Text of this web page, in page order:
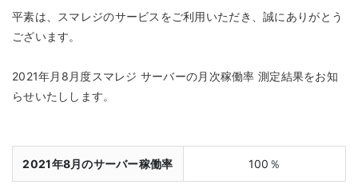
平素は、スマレジのサービスをご利用いただき、誠にありがとう
ございます。
2021年月8月度スマレジ サーバーの月次稼働率 測定結果をお知
らせいたしします。
2021年8月のサーバー稼働率 100％